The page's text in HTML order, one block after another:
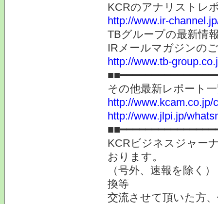
KCRのアナリストレ
http://www.ir-
TBグループの最新情
IRメールマガジンの
http://www.tb-
その他最新レポート
http://www.kcam.co.jp/
http://www.jlpi.jp/
KCRビジネスジャー
おります。
（号外、速報を除く
換等
交流させて頂いた方